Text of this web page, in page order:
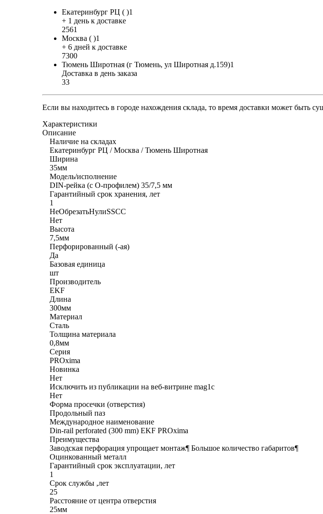
Екатеринбург РЦ ( )1
+ 1 день к доставке
2561
Москва ( )1
+ 6 дней к доставке
7300
Тюмень Широтная (г Тюмень, ул Широтная д.159)1
Доставка в день заказа
33
Если вы находитесь в городе нахождения склада, то время доставки может быть
Характеристики
Описание
Наличие на складах
Екатеринбург РЦ / Москва / Тюмень Широтная
Ширина
35мм
Модель/исполнение
DIN-рейка (с O-профилем) 35/7,5 мм
Гарантийный срок хранения, лет
1
НеОбрезатьНулиSSCC
Нет
Высота
7,5мм
Перфорированный (-ая)
Да
Базовая единица
шт
Производитель
EKF
Длина
300мм
Материал
Сталь
Толщина материала
0,8мм
Серия
PROxima
Новинка
Нет
Исключить из публикации на веб-витрине mag1c
Нет
Форма просечки (отверстия)
Продольный паз
Международное наименование
Din-rail perforated (300 mm) EKF PROxima
Преимущества
Заводская перфорация упрощает монтаж¶ Большое количество габаритов¶
Оцинкованный металл
Гарантийный срок эксплуатации, лет
1
Срок службы ,лет
25
Расстояние от центра отверстия
25мм